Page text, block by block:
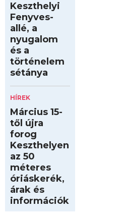
Keszthelyi
Fenyves-
allé, a
nyugalom
és a
történelem
sétánya
HÍREK
Március 15-
től újra
forog
Keszthelyen
az 50
méteres
óriáskerék,
árak és
információk